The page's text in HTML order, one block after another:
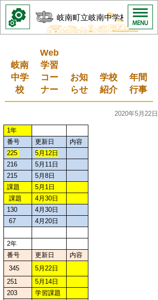
岐南町立岐南中学校
岐南
中学
校
Web
学習
コー
ナー
お知
らせ
学校
紹介
年間
行事
2020年5月22日
1年
番号
更新日
内容
225
5月12日
216
5月11日
215
5月8日
課題
5月1日
課題
4月30日
130
4月30日
67
4月20日
2年
番号
更新日
内容
345
5月22日
251
5月14日
203
学習課題